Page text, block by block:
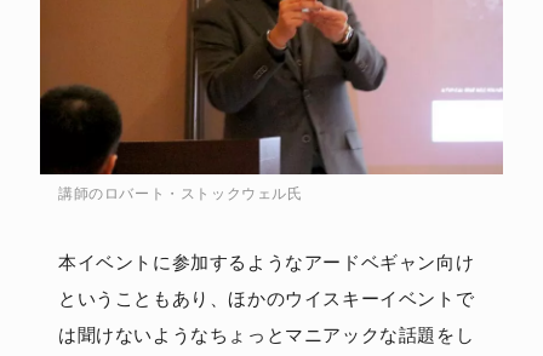
講師のロバート・ストックウェル氏
本イベントに参加するようなアードベギャン向け
ということもあり、ほかのウイスキーイベントで
は聞けないようなちょっとマニアックな話題をし